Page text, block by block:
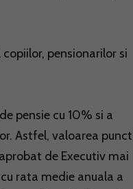
pensionarilor si
pensie cu 10% si a
Astfel, valoarea
de Executiv mai
rata medie anuala a